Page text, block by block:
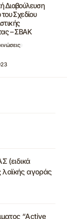
Διαβούλευση
του Σχεδίου
– ΣΒΑΚ
λαϊκής αγοράς
“Active